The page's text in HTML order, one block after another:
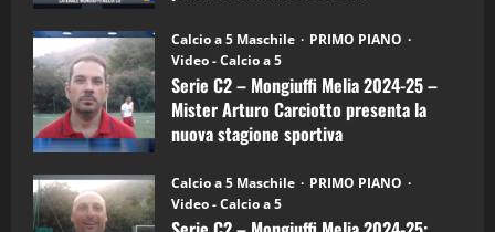
Calcio a 5 Maschile
PRIMO PIANO
Video - Calcio a 5
Serie C2 – Mongiuffi Melia 2024-25 –
Mister Arturo Carciotto presenta la
nuova stagione sportiva
Calcio a 5 Maschile
PRIMO PIANO
Video - Calcio a 5
5
“SportEmpire” in Podcast: 26^ Puntata
(Martedi 07 Aprile 2026)
08/04/2026
“SportEmpire” in Podcast: 30^ Puntata
(Martedi 05 Maggio 2026)